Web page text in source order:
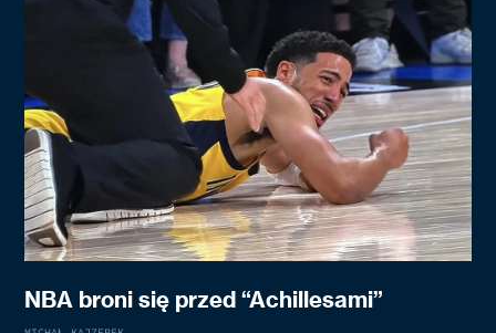
NBA broni się przed “Achillesami”